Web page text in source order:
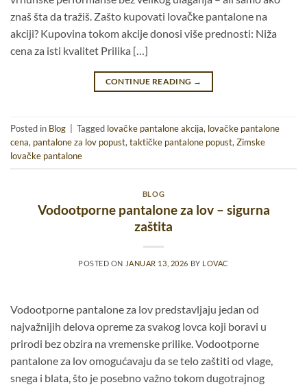
znaš šta da tražiš. Zašto kupovati lovačke pantalone na
akciji? Kupovina tokom akcije donosi više prednosti: Niža
cena za isti kvalitet Prilika […]
CONTINUE READING →
Posted in Blog Tagged lovačke pantalone akcija, lovačke pantalone
cena, pantalone za lov popust,taktičke pantalone popust,Zimske
lovačke pantalone
BLOG
Vodootporne pantalone za lov – sigurna
zaštita
POSTED ON JANUAR 13, 2026 BY LOVAC
Vodootporne pantalone za lov predstavljaju jedan od
najvažnijih delova opreme za svakog lovca koji boravi u
prirodi bez obzira na vremenske prilike. Vodootporne
pantalone za lov omogućavaju da se telo zaštiti od vlage,
snega i blata, što je posebno važno tokom dugotrajnog